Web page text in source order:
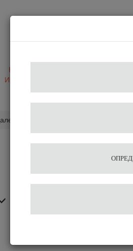
Кофе&Чай
Ингредиенты
кофейных масел
Очистители